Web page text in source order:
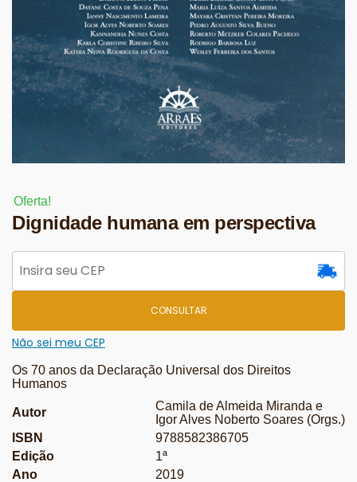
Oferta!
Dignidade humana em perspectiva
CONSULTAR
Não sei meu CEP
Os 70 anos da Declaração Universal dos Direitos
Humanos
Autor
Camila de Almeida Miranda e
Igor Alves Noberto Soares (Orgs.)
ISBN
9788582386705
Edição
1ª
Ano
2019